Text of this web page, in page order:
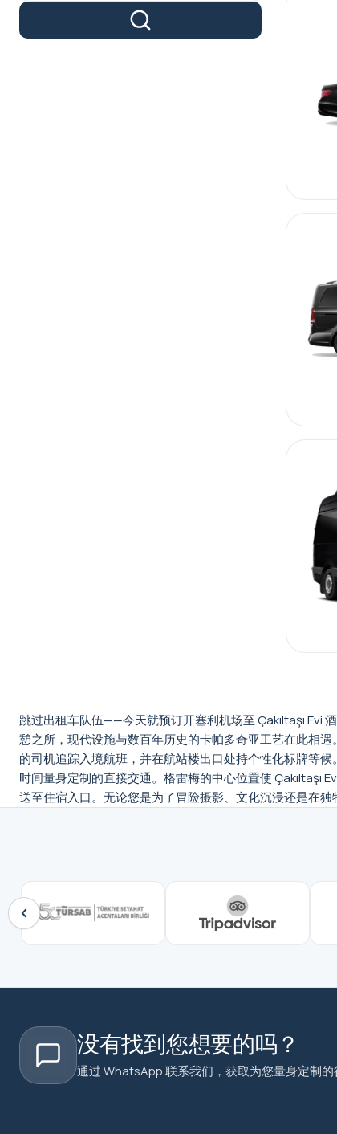
跳过出租车队伍——今天就预订开塞利机场至 Çakıltaşı Evi
憩之所，现代设施与数百年历史的卡帕多奇亚工艺在此相
的司机追踪入境航班，并在航站楼出口处持个性化标牌等
时间量身定制的直接交通。格雷梅的中心位置使 Çakıltaşı
送至住宿入口。无论您是为了冒险摄影、文化沉浸还是在
没有找到您想要的吗？
通过 WhatsApp 联系我们，获取为您量身定制的